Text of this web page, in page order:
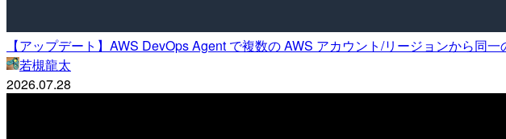
【アップデート】AWS DevOps Agent で複数の AWS アカウント/リージョンから同
若槻龍太
2026.07.28